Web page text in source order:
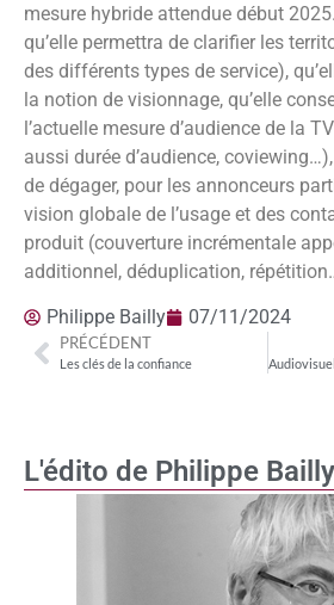
L'édito de Philippe Bailly
mesure hybride attendue début
qu’elle permettra de clarifier les
des différents types de service),
la notion de visionnage, qu’elle
l’actuelle mesure d’audience de la
aussi durée d’audience,
de dégager, pour les annonceurs
vision globale de l’usage et des
produit (couverture incrémentale
additionnel, déduplication,
Philippe Bailly 07/11/2024
PRÉCÉDENT
Les clés de la confiance